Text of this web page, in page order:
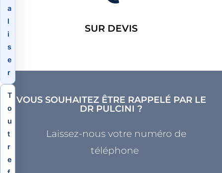
SUR DEVIS
VOUS SOUHAITEZ ÊTRE RAPPELÉ PAR LE
DR PULCINI ?
Laissez-nous votre numéro de
téléphone
a
l
i
s
e
r
T
o
u
t
r
e